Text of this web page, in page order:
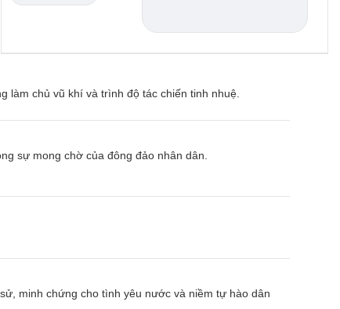
làm chủ vũ khí và trình độ tác chiến tinh nhuệ.
sự mong chờ của đông đảo nhân dân.
minh chứng cho tình yêu nước và niềm tự hào dân